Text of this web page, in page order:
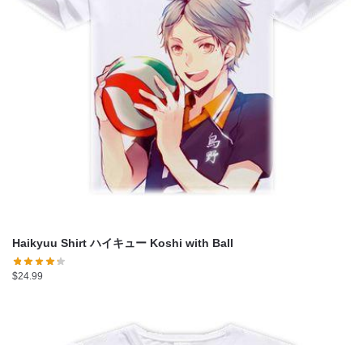
Haikyuu Shirt ハイキュー Koshi with Ball
$24.99